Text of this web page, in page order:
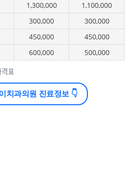
표
1,300,000
1,100,000
300,000
300,000
450,000
450,000
600,000 500,000
치과의원 진료정보 👇